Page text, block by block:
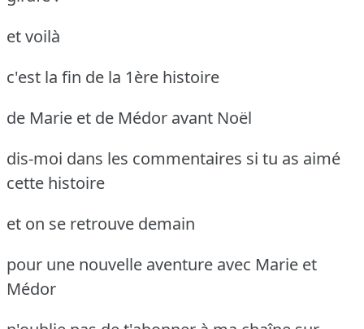
et voilà
c'est la fin de la 1ère histoire
de Marie et de Médor avant Noël
dis-moi dans les commentaires si tu as aimé
cette histoire
et on se retrouve demain
pour une nouvelle aventure avec Marie et
Médor